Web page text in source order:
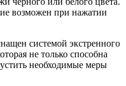
возможен при нажатии
системой экстренного
не только способна
необходимые меры